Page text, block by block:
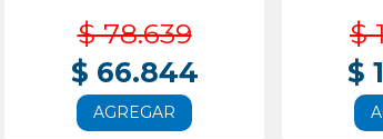
$ 78.639
$ 66.844
AGREGAR
$
$